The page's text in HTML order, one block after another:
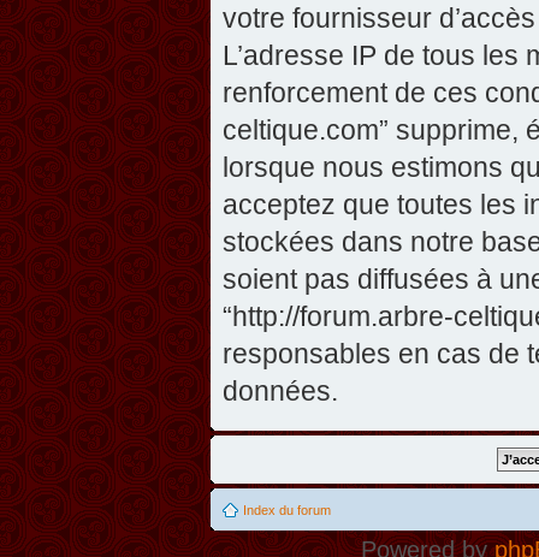
votre fournisseur
L’adresse IP de tous
renforcement de ces
celtique.com” supprime,
lorsque nous estimons
acceptez que toutes les
stockées dans notre
soient pas diffusées à
“http://forum.arbre-
responsables en cas de
données.
Index du forum
Powered by